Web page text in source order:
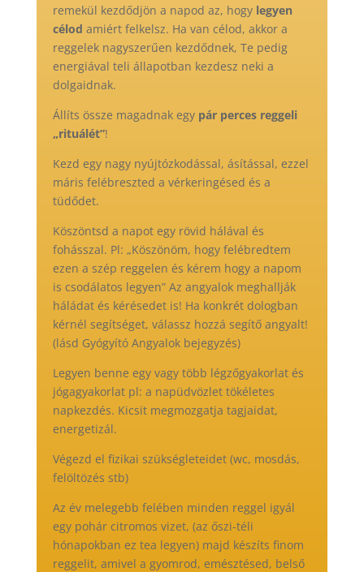
remekül kezdődjön a napod az, hogy legyen
célod amiért felkelsz. Ha van célod, akkor a
reggelek nagyszerűen kezdődnek, Te pedig
energiával teli állapotban kezdesz neki a
dolgaidnak.
Állíts össze magadnak egypár perces reggeli
„rituálét”!
Kezd egy nagy nyújtózkodással, ásítással, ezzel
máris felébreszted a vérkeringésed és a
tüdődet.
Köszöntsd a napot egy rövid hálával és
fohásszal. Pl: „Köszönöm, hogy felébredtem
ezen a szép reggelen és kérem hogy a napom
is csodálatos legyen” Az angyalok meghallják
háládat és kérésedet is! Ha konkrét dologban
kérnél segítséget, válassz hozzá segítő angyalt!
(lásd Gyógyító Angyalok bejegyzés)
Legyen benne egy vagy több légzőgyakorlat és
jógagyakorlat pl: a napüdvözlet tökéletes
napkezdés. Kicsit megmozgatja tagjaidat,
energetizál.
Végezd el fizikai szükségleteidet (wc, mosdás,
felöltözés stb)
Az év melegebb felében minden reggel igyál
egy pohár citromos vizet, (az őszi-téli
hónapokban ez tea legyen) majd készíts finom
reggelit, amivel a gyomrod, emésztésed, belső